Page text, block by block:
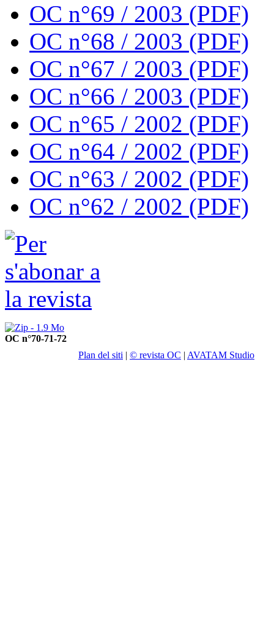
OC n°69 / 2003 (PDF)
OC n°68 / 2003 (PDF)
OC n°67 / 2003 (PDF)
OC n°66 / 2003 (PDF)
OC n°65 / 2002 (PDF)
OC n°64 / 2002 (PDF)
OC n°63 / 2002 (PDF)
OC n°62 / 2002 (PDF)
OC n°70-71-72
Plan del siti | © revista OC | AVATAM Studio